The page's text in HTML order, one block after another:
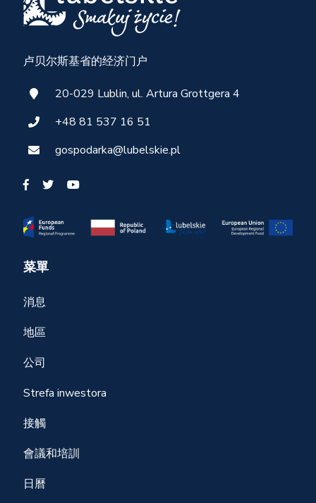
卢贝尔斯基省的经济门户
20-029 Lublin, ul. Artura Grottgera 4
+48 81 537 16 51
gospodarka@lubelskie.pl
菜單
消息
地區
公司
Strefa inwestora
接觸
會議和培訓
日曆